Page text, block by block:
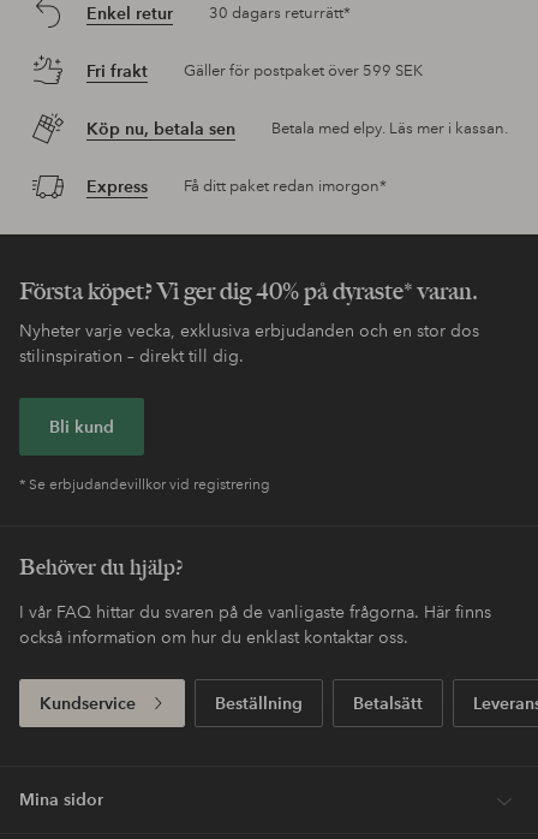
Enkel retur 30 dagars returrätt*
Fri frakt Gäller för postpaket över 599 SEK
Köp nu, betala sen Betala med elpy. Läs mer i kassan.
Express Få ditt paket redan imorgon*
Första köpet? Vi ger dig 40% på dyraste* varan.
Nyheter varje vecka, exklusiva erbjudanden och en stor dos
stilinspiration – direkt till dig.
Bli kund
* Se erbjudandevillkor vid registrering
Behöver du hjälp?
I vår FAQ hittar du svaren på de vanligaste frågorna. Här finns
också information om hur du enklast kontaktar oss.
Kundservice Beställning Betalsätt
Mina sidor